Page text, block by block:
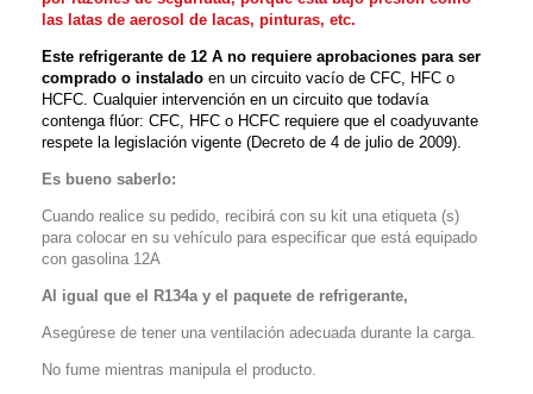
las latas de aerosol de lacas, pinturas, etc.
Este refrigerante de 12 A no requiere aprobaciones para ser
comprado o instalado en un circuito vacío de CFC, HFC o
HCFC. Cualquier intervención en un circuito que todavía
contenga flúor: CFC, HFC o HCFC requiere que el coadyuvante
respete la legislación vigente (Decreto de 4 de julio de 2009).
Es bueno saberlo:
Cuando realice su pedido, recibirá con su kit una etiqueta (s)
para colocar en su vehículo para especificar que está equipado
con gasolina 12A
Al igual que el R134a y el paquete de refrigerante,
Asegúrese de tener una ventilación adecuada durante la carga.
No fume mientras manipula el producto.